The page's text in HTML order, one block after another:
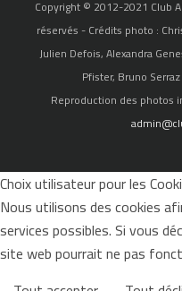
Copyright © 2012-2021 Club
réservés - Crédits photo :
Julien Defois, Alexandra
Pfister, Bruno
Reproduction des photos
Choix utilisateur pour les
Nous utilisons des cookies
services possibles. Si vous
site web pourrait ne pas